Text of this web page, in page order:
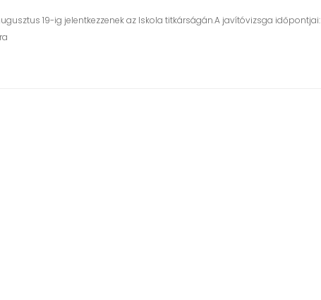
19-ig jelentkezzenek az Iskola titkárságán.A javítóvizsga időpontjai: